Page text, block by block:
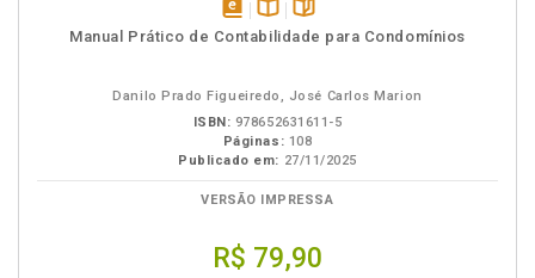
disponívelDisponível
páginas
Manual Prático de Contabilidade para Condomínios
Danilo Prado Figueiredo, José Carlos Marion
ISBN: 978652631611-5
Páginas: 108
Publicado em: 27/11/2025
VERSÃO IMPRESSA
R$ 79,90